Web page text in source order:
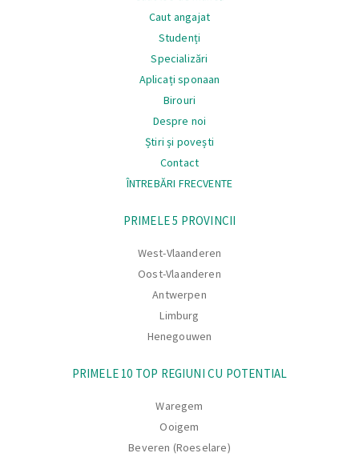
Caut angajat
Studenți
Specializări
Aplicați sponaan
Birouri
Despre noi
Știri și povești
Contact
ÎNTREBĂRI FRECVENTE
PRIMELE 5 PROVINCII
West-Vlaanderen
Oost-Vlaanderen
Antwerpen
Limburg
Henegouwen
PRIMELE 10 TOP REGIUNI CU POTENTIAL
Waregem
Ooigem
Beveren (Roeselare)